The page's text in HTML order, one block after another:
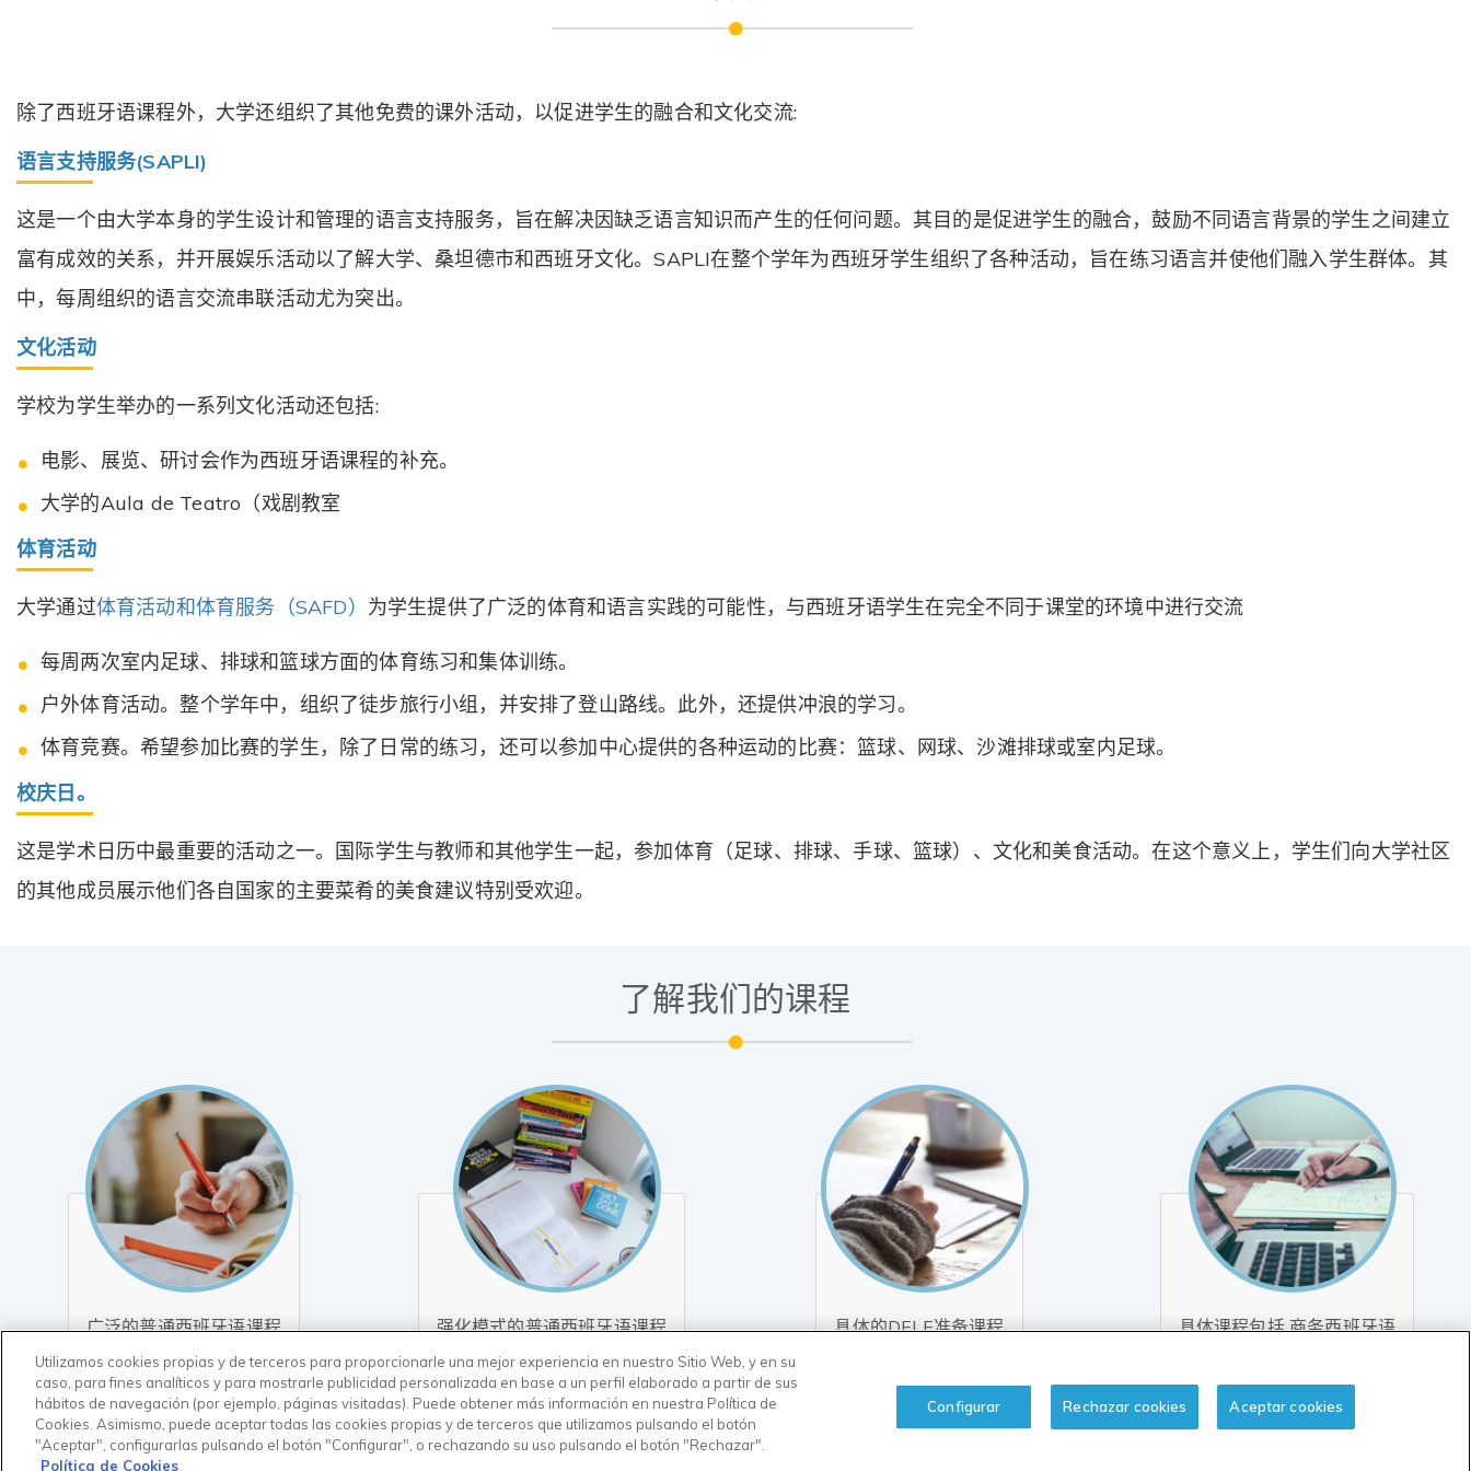
除了西班牙语课程外，大学还组织了其他免费的课外活动，以促进学生的融合和文化交流:
语言支持服务(SAPLI)
这是一个由大学本身的学生设计和管理的语言支持服务，旨在解决因缺乏语言知识而产生的任何问题。其目的是促进学生的融合，鼓励不同语言背景的学生之间建立
富有成效的关系，并开展娱乐活动以了解大学、桑坦德市和西班牙文化。SAPLI在整个学年为西班牙学生组织了各种活动，旨在练习语言并使他们融入学生群体。其
中，每周组织的语言交流串联活动尤为突出。
文化活动
学校为学生举办的一系列文化活动还包括:
电影、展览、研讨会作为西班牙语课程的补充。
大学的Aula de Teatro（戏剧教室
体育活动
大学通过体育活动和体育服务（SAFD） 为学生提供了广泛的体育和语言实践的可能性，与西班牙语学生在完全不同于课堂的环境中进行交流
每周两次室内足球、排球和篮球方面的体育练习和集体训练。
户外体育活动。整个学年中，组织了徒步旅行小组，并安排了登山路线。此外，还提供冲浪的学习。
体育竞赛。希望参加比赛的学生，除了日常的练习，还可以参加中心提供的各种运动的比赛：篮球、网球、沙滩排球或室内足球。
校庆日。
这是学术日历中最重要的活动之一。国际学生与教师和其他学生一起，参加体育（足球、排球、手球、篮球）、文化和美食活动。在这个意义上，学生们向大学社区
的其他成员展示他们各自国家的主要菜肴的美食建议特别受欢迎。
了解我们的课程
广泛的普通西班牙语课程
(60 小时)
强化模式的普通西班牙语课程
(80 小时)
具体的DELE准备课程 具体课程包括 商务西班牙语
Utilizamos cookies propias y de terceros para proporcionarle una mejor experiencia en nuestro Sitio Web, y en su
caso, para fines analíticos y para mostrarle publicidad personalizada en base a un perfil elaborado a partir de sus
hábitos de navegación (por ejemplo, páginas visitadas). Puede obtener más información en nuestra Política de
Cookies. Asimismo, puede aceptar todas las cookies propias y de terceros que utilizamos pulsando el botón
"Aceptar", configurarlas pulsando el botón "Configurar", o rechazando su uso pulsando el botón "Rechazar".
Política de Cookies
Configurar Rechazar cookies Aceptar cookies